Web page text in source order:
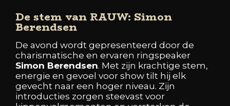
De stem van RAUW: Simon
Berendsen
De avond wordt gepresenteerd door de
charismatische en ervaren ringspeaker
Simon Berendsen. Met zijn krachtige stem,
energie en gevoel voor show tilt hij elk
gevecht naar een hoger niveau. Zijn
introducties zorgen steevast voor